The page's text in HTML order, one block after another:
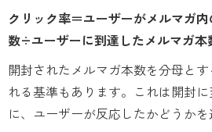
クリック率＝ユーザーがメルマガ
数÷ユーザーに到達したメルマガ本
開封されたメルマガ本数を分母と
れる基準もあります。これは開封
に、ユーザーが反応したかどうかを